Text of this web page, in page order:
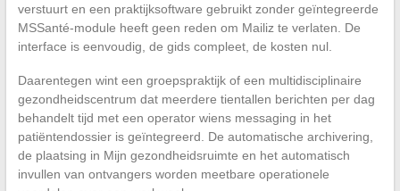
verstuurt en een praktijksoftware gebruikt zonder geïntegreerde
MSSanté-module heeft geen reden om Mailiz te verlaten. De
interface is eenvoudig, de gids compleet, de kosten nul.
Daarentegen wint een groepspraktijk of een multidisciplinaire
gezondheidscentrum dat meerdere tientallen berichten per dag
behandelt tijd met een operator wiens messaging in het
patiëntendossier is geïntegreerd. De automatische archivering,
de plaatsing in Mijn gezondheidsruimte en het automatisch
invullen van ontvangers worden meetbare operationele